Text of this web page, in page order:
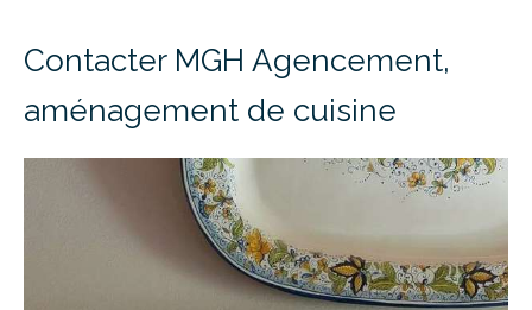
Contacter MGH Agencement,
aménagement de cuisine